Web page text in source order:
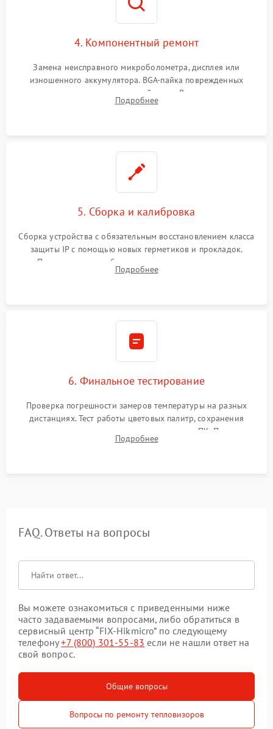
4. Компонентный ремонт
Замена неисправного микроболометра, дисплея или
изношенного аккумулятора. BGA-пайка поврежденных
контроллеров на материнской плате. Восстановление
разъемов и кнопок, замена поврежденных элементов
Подробнее
5. Сборка и калибровка
Сборка устройства с обязательным восстановлением класса
защиты IP с помощью новых герметиков и прокладок.
Программная калибровка матрицы по эталонному
абсолютно черному телу для точного измерения температур.
Подробнее
6. Финальное тестирование
Проверка погрешности замеров температуры на разных
дистанциях. Тест работы цветовых палитр, сохранения
термограмм в память и передачи данных на ПК. Проверка
автономности работы и итоговый контроль качества.
Подробнее
FAQ. Ответы на вопросы
Вы можете ознакомиться с приведенными ниже
часто задаваемыми вопросами, либо обратиться в
сервисный центр “FIX-Hikmicro” по следующему
телефону+7 (800) 301-55-83 если не нашли ответ на
свой вопрос.
Общие вопросы
Вопросы по ремонту тепловизоров